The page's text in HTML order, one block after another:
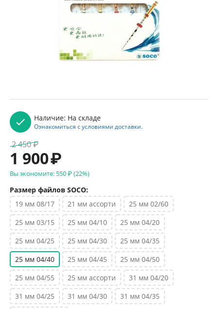
Наличие: На складе
Ознакомиться с условиями доставки.
2 450₽
1 900₽
Вы экономите: 550₽(22%)
Размер файлов SOCO:
19 мм 08/17
21 мм ассорти
25 мм 02/60
25 мм 03/15
25 мм 04/10
25 мм 04/20
25 мм 04/25
25 мм 04/30
25 мм 04/35
25 мм 04/40
25 мм 04/45
25 мм 04/50
25 мм 04/55
25 мм ассорти
31 мм 04/20
31 мм 04/25
31 мм 04/30
31 мм 04/35